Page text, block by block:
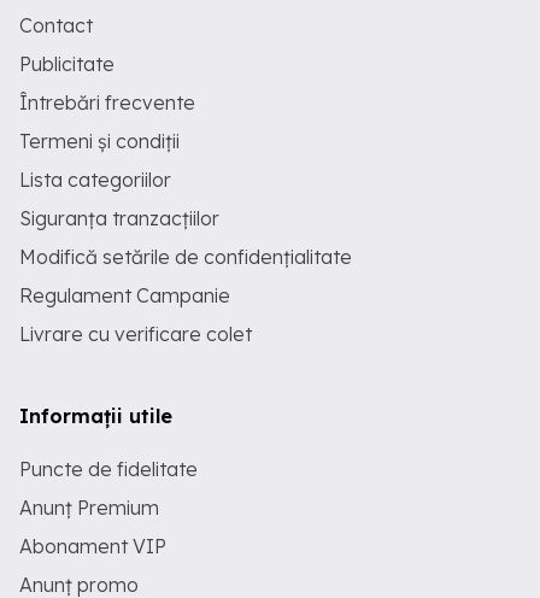
Contact
Publicitate
Întrebări frecvente
Termeni și condiții
Lista categoriilor
Siguranța tranzacțiilor
Modifică setările de confidențialitate
Regulament Campanie
Livrare cu verificare colet
Informații utile
Puncte de fidelitate
Anunț Premium
Abonament VIP
Anunț promo